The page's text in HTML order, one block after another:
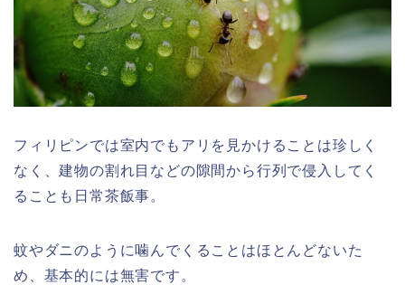
フィリピンでは室内でもアリを見かけることは珍しく
なく、建物の割れ目などの隙間から行列で侵入してく
ることも日常茶飯事。
蚊やダニのように噛んでくることはほとんどないた
め、基本的には無害です。